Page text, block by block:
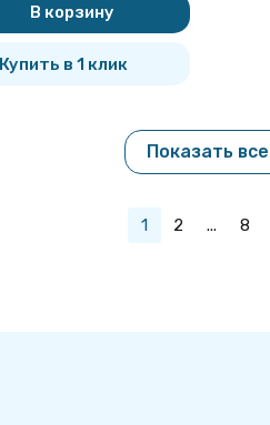
В корзину
Купить в 1 клик
Показать все
1 2 ... 8